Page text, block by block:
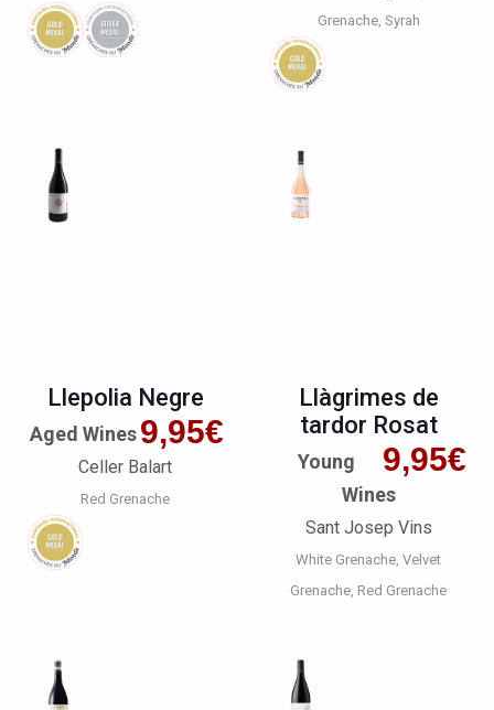
Grenache Syrah
Llepolia Negre
9,95€
Aged Wines
Celler Balart
Red Grenache
Llàgrimes de
tardor Rosat
9,95€
Young
Wines
Sant Josep Vins
White Grenache Velvet
Grenache Red Grenache